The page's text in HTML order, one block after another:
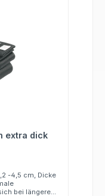
extra dick
-4,5 cm, Dicke
bei längerem